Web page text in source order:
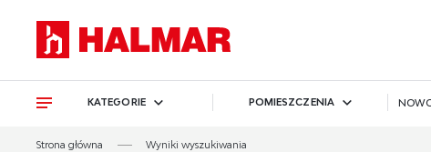
KATEGORIE POMIESZCZENIA
Strona główna Wyniki wyszukiwania